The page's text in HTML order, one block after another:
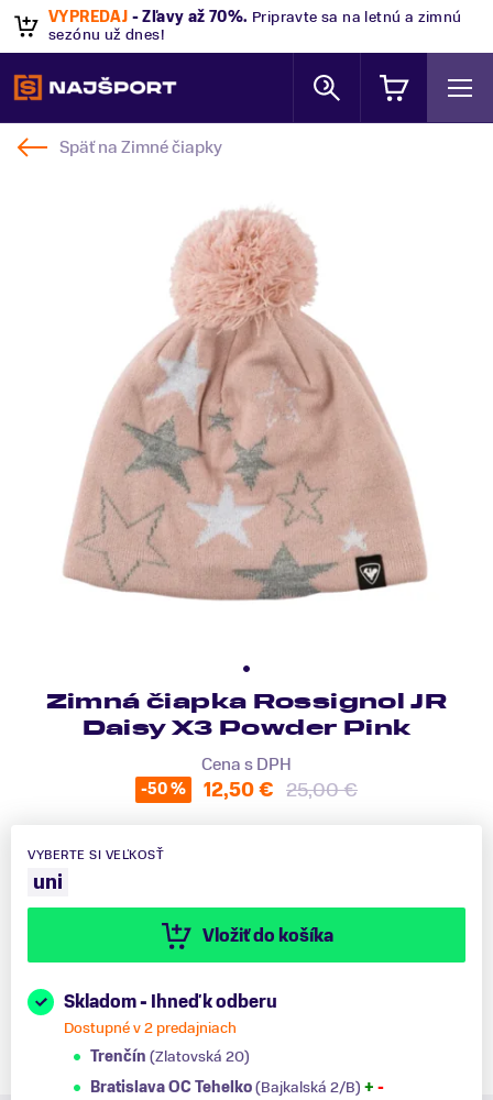
VÝPREDAJ - Zľavy až 70%. Pripravte sa na letnú a zimnú
sezónu už dnes!
Späť naZimné čiapky
Zimná čiapka Rossignol JR
Daisy X3 Powder Pink
Cena s DPH
-50 % 12,50 € 25,00 €
VYBERTE SI VEĽKOSŤ
uni
Vložiť do košíka
Skladom - Ihneď k odberu
Dostupné v 2 predajniach
Trenčín (Zlatovská 20)
Bratislava OC Tehelko(Bajkalská 2/B) + -